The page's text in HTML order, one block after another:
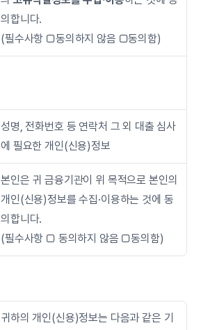
의합니다.
(필수사항 □동의하지 않음 □동의함)
성명, 전화번호 등 연락처 그 외 대출 심사
에 필요한 개인(신용)정보
본인은 귀 금융기관이 위 목적으로 본인의
개인(신용)정보를 수집·이용하는 것에 동
의합니다.
(필수사항 □ 동의하지 않음 □동의함)
귀하의 개인(신용)정보는 다음과 같은 기